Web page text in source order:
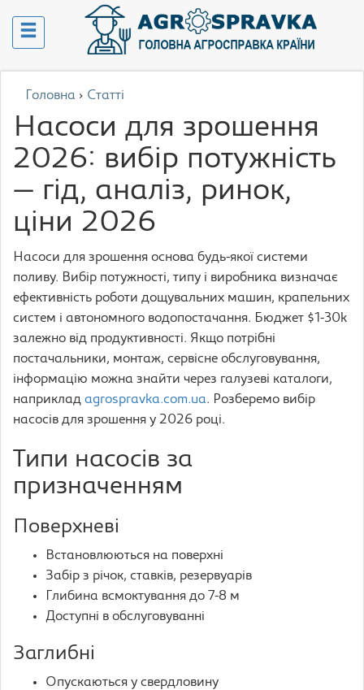
Головна › Статті
Насоси для зрошення
2026: вибір потужність
— гід, аналіз, ринок,
ціни 2026
Насоси для зрошення основа будь-якої системи
поливу. Вибір потужності, типу і виробника визначає
ефективність роботи дощувальних машин, крапельних
систем і автономного водопостачання. Бюджет $1-30k
залежно від продуктивності. Якщо потрібні
постачальники, монтаж, сервісне обслуговування,
інформацію можна знайти через галузеві каталоги,
наприклад agrospravka.com.ua. Розберемо вибір
насосів для зрошення у 2026 році.
Типи насосів за
призначенням
Поверхневі
Встановлюються на поверхні
Забір з річок, ставків, резервуарів
Глибина всмоктування до 7-8 м
Доступні в обслуговуванні
Заглибні
Опускаються у свердловину